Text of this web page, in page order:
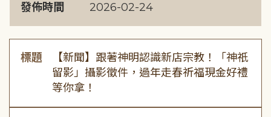
發佈時間 2026-02-24
標題
【新聞】跟著神明認識新店宗教！「神祇
留影」攝影徵件，過年走春祈福現金好禮
等你拿！